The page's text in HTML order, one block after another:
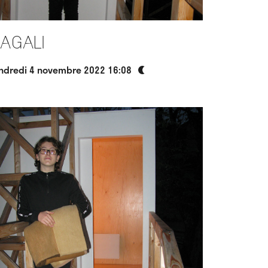
4 novembre 2022 16:08